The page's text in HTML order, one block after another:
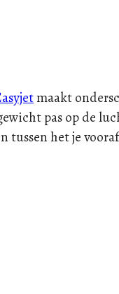
maakt
pas op de
het je